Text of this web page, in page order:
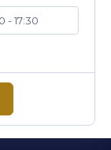
- 17:30